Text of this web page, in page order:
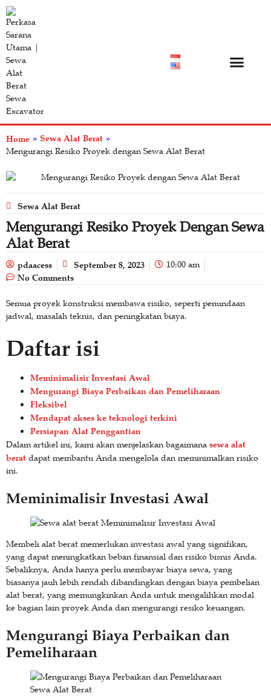
Home » Sewa Alat Berat »
Mengurangi Resiko Proyek dengan Sewa Alat Berat
Sewa Alat Berat
Mengurangi Resiko Proyek Dengan Sewa
Alat Berat
pdaacess September 8, 2023 10:00 am
No Comments
Semua proyek konstruksi membawa risiko, seperti penundaan
jadwal, masalah teknis, dan peningkatan biaya.
Daftar isi
Meminimalisir Investasi Awal
Mengurangi Biaya Perbaikan dan Pemeliharaan
Fleksibel
Mendapat akses ke teknologi terkini
Persiapan Alat Penggantian
Dalam artikel ini, kami akan menjelaskan bagaimana sewa alat
berat dapat membantu Anda mengelola dan meminimalkan risiko
ini.
Meminimalisir Investasi Awal
Membeli alat berat memerlukan investasi awal yang signifikan,
yang dapat meningkatkan beban finansial dan risiko bisnis Anda.
Sebaliknya, Anda hanya perlu membayar biaya sewa, yang
biasanya jauh lebih rendah dibandingkan dengan biaya pembelian
alat berat, yang memungkinkan Anda untuk mengalihkan modal
ke bagian lain proyek Anda dan mengurangi resiko keuangan.
Mengurangi Biaya Perbaikan dan
Pemeliharaan